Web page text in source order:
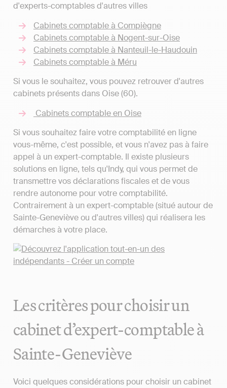
d'experts-comptables d'autres villes
Cabinets comptable à Compiègne
Cabinets comptable à Nogent-sur-Oise
Cabinets comptable à Nanteuil-le-Haudouin
Cabinets comptable à Méru
Si vous le souhaitez, vous pouvez retrouver d'autres
cabinets présents dans Oise (60).
Cabinets comptable en Oise
Si vous souhaitez faire votre comptabilité en ligne
vous-même, c'est possible, et vous n'avez pas à faire
appel à un expert-comptable. Il existe plusieurs
solutions en ligne, tels qu'Indy, qui vous permet de
transmettre vos déclarations fiscales et de vous
rendre autonome pour votre comptabilité.
Contrairement à un expert-comptable (situé autour de
Sainte-Geneviève ou d'autres villes) qui réalisera les
démarches à votre place.
Les critères pour choisir un
cabinet d’expert-comptable à
Sainte-Geneviève
Voici quelques considérations pour choisir un cabinet